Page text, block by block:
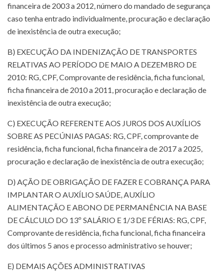
financeira de 2003 a 2012, número do mandado de segurança
caso tenha entrado individualmente, procuração e declaração
de inexistência de outra execução;
B) EXECUÇÃO DA INDENIZAÇÃO DE TRANSPORTES
RELATIVAS AO PERÍODO DE MAIO A DEZEMBRO DE
2010: RG, CPF, Comprovante de residência, ficha funcional,
ficha financeira de 2010 a 2011, procuração e declaração de
inexistência de outra execução;
C) EXECUÇÃO REFERENTE AOS JUROS DOS AUXÍLIOS
SOBRE AS PECÚNIAS PAGAS: RG, CPF, comprovante de
residência, ficha funcional, ficha financeira de 2017 a 2025,
procuração e declaração de inexistência de outra execução;
D) AÇÃO DE OBRIGAÇÃO DE FAZER E COBRANÇA PARA
IMPLANTAR O AUXÍLIO SAÚDE, AUXÍLIO
ALIMENTAÇÃO E ABONO DE PERMANÊNCIA NA BASE
DE CÁLCULO DO 13º SALÁRIO E 1/3 DE FÉRIAS: RG, CPF,
Comprovante de residência, ficha funcional, ficha financeira
dos últimos 5 anos e processo administrativo se houver;
E) DEMAIS AÇÕES ADMINISTRATIVAS